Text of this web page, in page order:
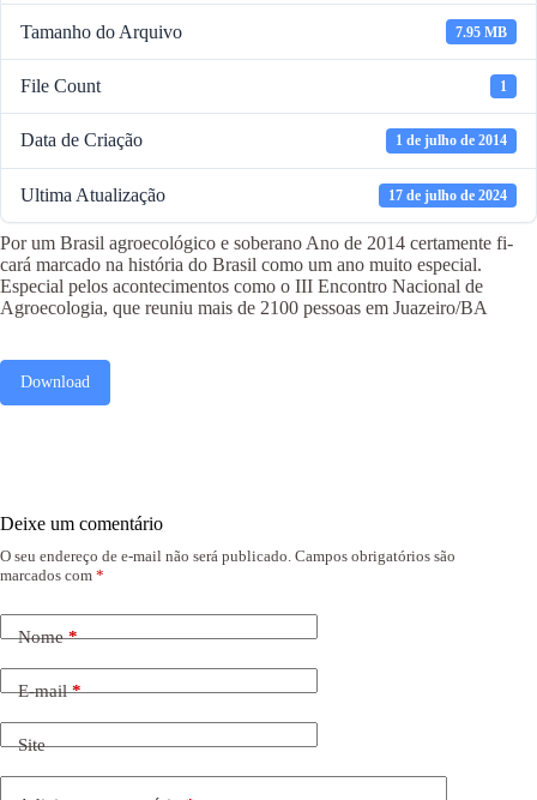
Tamanho do Arquivo 7.95 MB
File Count 1
Data de Criação 1 de julho de 2014
Ultima Atualização 17 de julho de 2024
Por um Brasil agroecológico e soberano Ano de 2014 certamente fi-
cará marcado na história do Brasil como um ano muito especial.
Especial pelos acontecimentos como o III Encontro Nacional de
Agroecologia, que reuniu mais de 2100 pessoas em Juazeiro/BA
Download
Deixe um comentário
O seu endereço de e-mail não será publicado. Campos obrigatórios são
marcados com *
Nome*
E-mail*
Site